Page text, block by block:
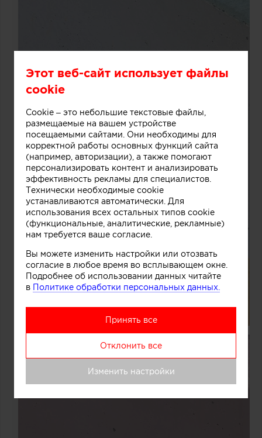
Этот веб-сайт использует файлы
cookie
Cookie – это небольшие текстовые файлы,
размещаемые на вашем устройстве
посещаемыми сайтами. Они необходимы для
корректной работы основных функций сайта
(например, авторизации), а также помогают
персонализировать контент и анализировать
эффективность рекламы для специалистов.
Технически необходимые cookie
устанавливаются автоматически. Для
использования всех остальных типов cookie
(функциональные, аналитические, рекламные)
нам требуется ваше согласие.
Вы можете изменить настройки или отозвать
согласие в любое время во всплывающем окне.
Подробнее об использовании данных читайте
в Политике обработки персональных данных.
Принять все
Отклонить все
Изменить настройки